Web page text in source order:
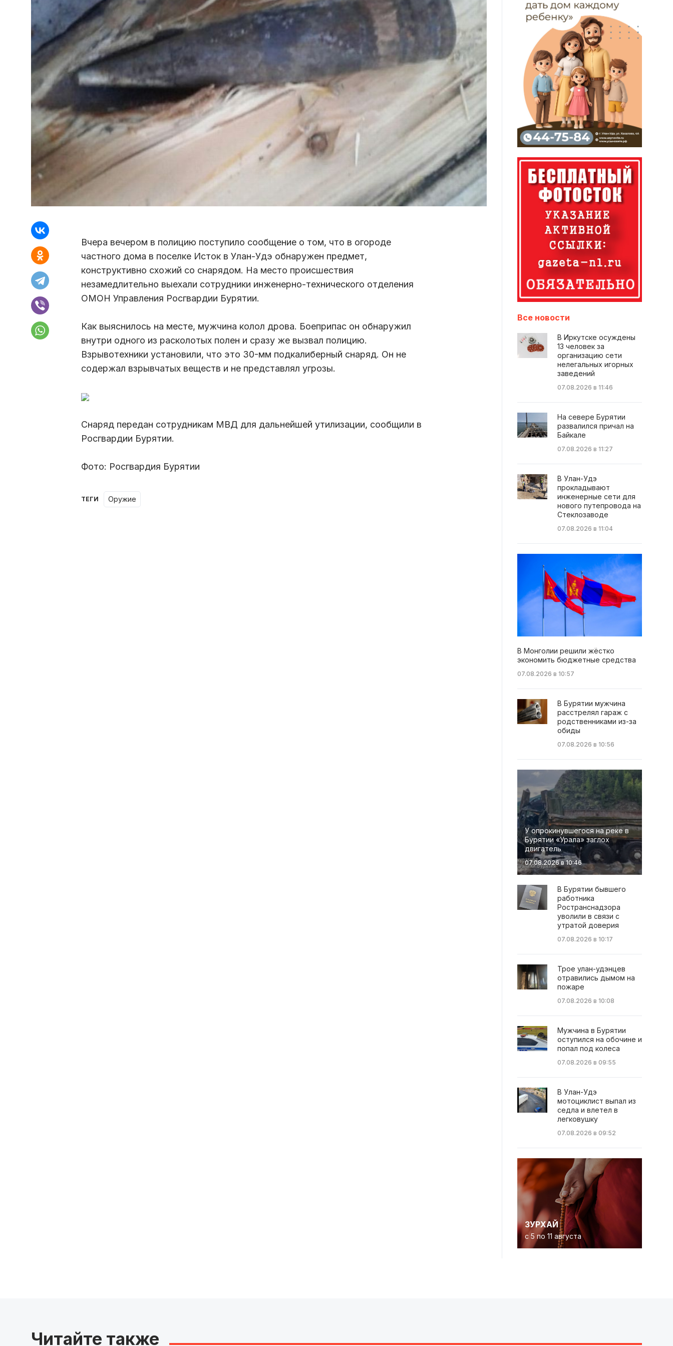
Вчера вечером в полицию поступило сообщение о том, что в огороде
частного дома в поселке Исток в Улан-Удэ обнаружен предмет,
конструктивно схожий со снарядом. На место происшествия
незамедлительно выехали сотрудники инженерно-технического отделения
ОМОН Управления Росгвардии Бурятии.
Как выяснилось на месте, мужчина колол дрова. Боеприпас он обнаружил
внутри одного из расколотых полен и сразу же вызвал полицию.
Взрывотехники установили, что это 30-мм подкалиберный снаряд. Он не
содержал взрывчатых веществ и не представлял угрозы.
Снаряд передан сотрудникам МВД для дальнейшей утилизации, сообщили в
Росгвардии Бурятии.
Фото: Росгвардия Бурятии
ТЕГИ оружие
Все новости
В Иркутске осуждены
13 человек за
организацию сети
нелегальных игорных
заведений
07.08.2026 в 11:46
На севере Бурятии
развалился причал на
Байкале
07.08.2026 в 11:27
В Улан-Удэ
прокладывают
инженерные сети для
нового путепровода на
Стеклозаводе
07.08.2026 в 11:04
В Монголии решили жёстко
экономить бюджетные средства
07.08.2026 в 10:57
В Бурятии мужчина
расстрелял гараж с
родственниками из-за
обиды
07.08.2026 в 10:56
У опрокинувшегося на реке в
Бурятии «Урала» заглох
двигатель
07.08.2026 в 10:46
В Бурятии бывшего
работника
Ространснадзора
уволили в связи с
утратой доверия
07.08.2026 в 10:17
Трое улан-удэнцев
отравились дымом на
пожаре
07.08.2026 в 10:08
Мужчина в Бурятии
оступился на обочине и
попал под колеса
07.08.2026 в 09:55
В Улан-Удэ
мотоциклист выпал из
седла и влетел в
легковушку
07.08.2026 в 09:52
ЗУРХАЙ
с 5 по 11 августа
Читайте также